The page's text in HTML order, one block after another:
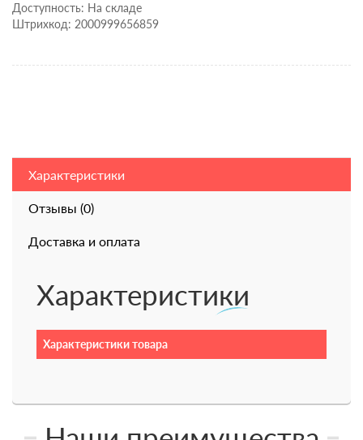
Доступность: На складе
Штрихкод: 2000999656859
Характеристики
Отзывы (0)
Доставка и оплата
Характеристики
Характеристики товара